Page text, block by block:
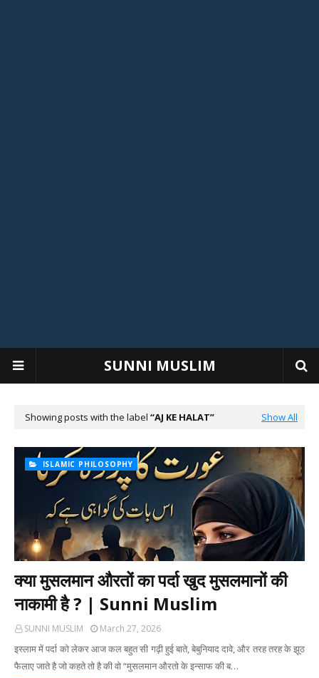
SUNNI MUSLIM
Showing posts with the label AJ KE HALAT Show All
ISLAMIC PHILOSOPHY
क्या मुसलमान औरतों का पर्दा खुद मुसलमानों की
नाकामी है ? | Sunni Muslim
SUNNI MUSLIM March 27, 2026
इस्लाम में पर्दा को लेकर आज कल बहुत सी गढ़ी हुई बाते, बेबुनियाद दावे, और तरह तरह के झूठ
फैलाए जाते है जो कहते तो है की वो “मुसलमान औरतो के इन्साफ की ब…